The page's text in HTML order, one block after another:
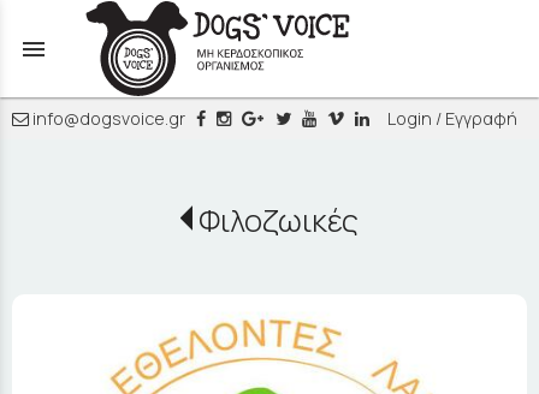
menu
info@dogsvoice.gr Login / Εγγραφή
Φιλοζωικές